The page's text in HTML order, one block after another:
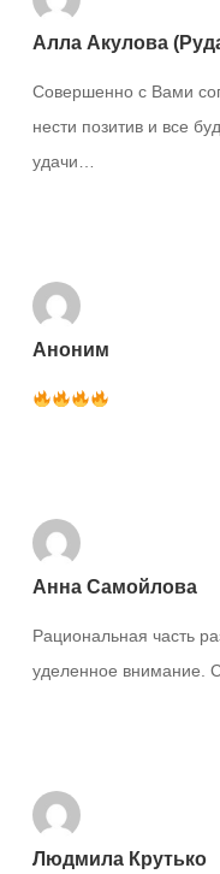
Алла Акулова
Совершенно с Вами
нести позитив и все
удачи…
Аноним
Анна Самойлова
Рациональная часть
уделенное внимание.
Людмила Крутько